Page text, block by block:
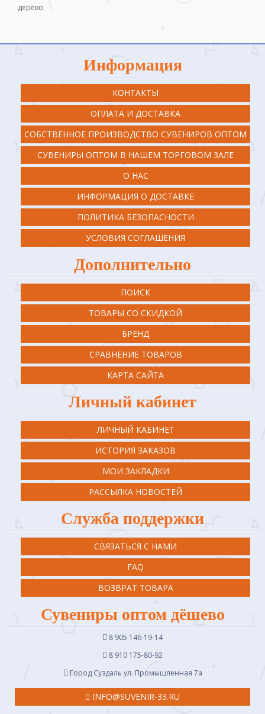
дерево.
Информация
КОНТАКТЫ
ОПЛАТА И ДОСТАВКА
СОБСТВЕННОЕ ПРОИЗВОДСТВО СУВЕНИРОВ ОПТОМ
СУВЕНИРЫ ОПТОМ В НАШЕМ ТОРГОВОМ ЗАЛЕ
О НАС
ИНФОРМАЦИЯ О ДОСТАВКЕ
ПОЛИТИКА БЕЗОПАСНОСТИ
УСЛОВИЯ СОГЛАШЕНИЯ
Дополнительно
ПОИСК
ТОВАРЫ СО СКИДКОЙ
БРЕНД
СРАВНЕНИЕ ТОВАРОВ
КАРТА САЙТА
Личный кабинет
ЛИЧНЫЙ КАБИНЕТ
ИСТОРИЯ ЗАКАЗОВ
МОИ ЗАКЛАДКИ
РАССЫЛКА НОВОСТЕЙ
Служба поддержки
СВЯЗАТЬСЯ С НАМИ
FAQ
ВОЗВРАТ ТОВАРА
Сувениры оптом дёшево
8 905 146-19-14
8 910 175-80-92
Город Суздаль ул. Промышленная 7a
INFO@SUVENIR-33.RU